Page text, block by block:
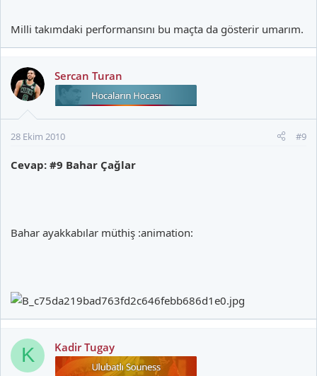
Milli takımdaki performansını bu maçta da gösterir umarım.
Sercan Turan
28 Ekim 2010 #9
Cevap: #9 Bahar Çağlar
Bahar ayakkabılar müthiş :animation:
K Kadir Tugay